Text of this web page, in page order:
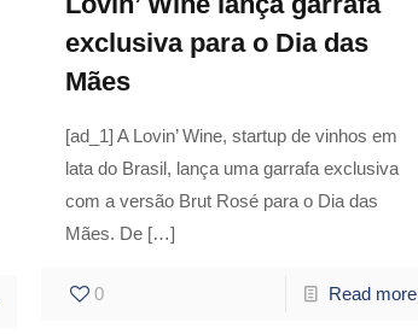
exclusiva para o Dia das
Mães
[ad_1] A Lovin’ Wine, startup de vinhos em
lata do Brasil, lança uma garrafa exclusiva
com a versão Brut Rosé para o Dia das
Mães. De […]
0 Read more